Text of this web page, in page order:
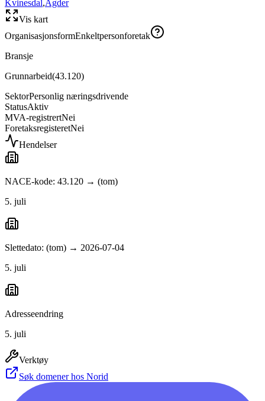
Kvinesdal,Agder
Vis kart
OrganisasjonsformEnkeltpersonforetak
Bransje
Grunnarbeid(43.120)
SektorPersonlig næringsdrivende
StatusAktiv
MVA-registrertNei
ForetaksregisteretNei
Hendelser
NACE-kode: 43.120 → (tom)
5. juli
Slettedato: (tom) → 2026-07-04
5. juli
Adresseendring
5. juli
Verktøy
Søk domener hos Norid